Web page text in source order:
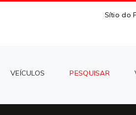
Sítio do
VEÍCULOS PESQUISAR